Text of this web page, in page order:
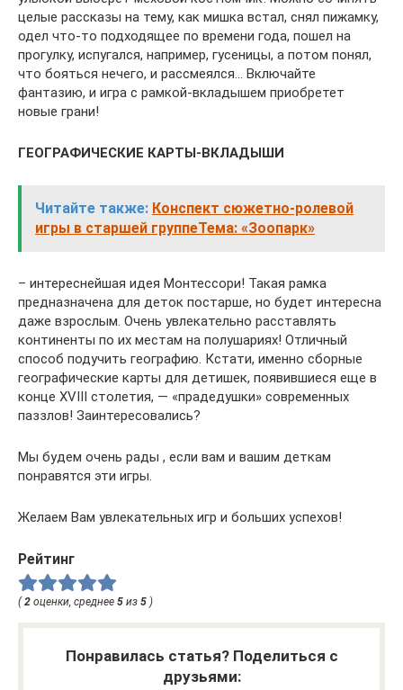
целые рассказы на тему, как мишка встал, снял пижамку,
одел что-то подходящее по времени года, пошел на
прогулку, испугался, например, гусеницы, а потом понял,
что бояться нечего, и рассмеялся… Включайте
фантазию, и игра с рамкой-вкладышем приобретет
новые грани!
ГЕОГРАФИЧЕСКИЕ КАРТЫ-ВКЛАДЫШИ
Читайте также: Конспект сюжетно-ролевой
игры в старшей группеТема: «Зоопарк»
– интереснейшая идея Монтессори! Такая рамка
предназначена для деток постарше, но будет интересна
даже взрослым. Очень увлекательно расставлять
континенты по их местам на полушариях! Отличный
способ подучить географию. Кстати, именно сборные
географические карты для детишек, появившиеся еще в
конце ХVІІI столетия, — «прадедушки» современных
паззлов! Заинтересовались?
Мы будем очень рады , если вам и вашим деткам
понравятся эти игры.
Желаем Вам увлекательных игр и больших успехов!
Рейтинг
(2 оценки, среднее 5 из 5 )
Понравилась статья? Поделиться с
друзьями: